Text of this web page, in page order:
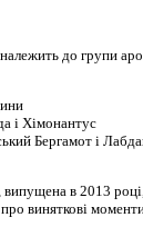
до групи
і Хімонантус
Бергамот і
в 2013
виняткові